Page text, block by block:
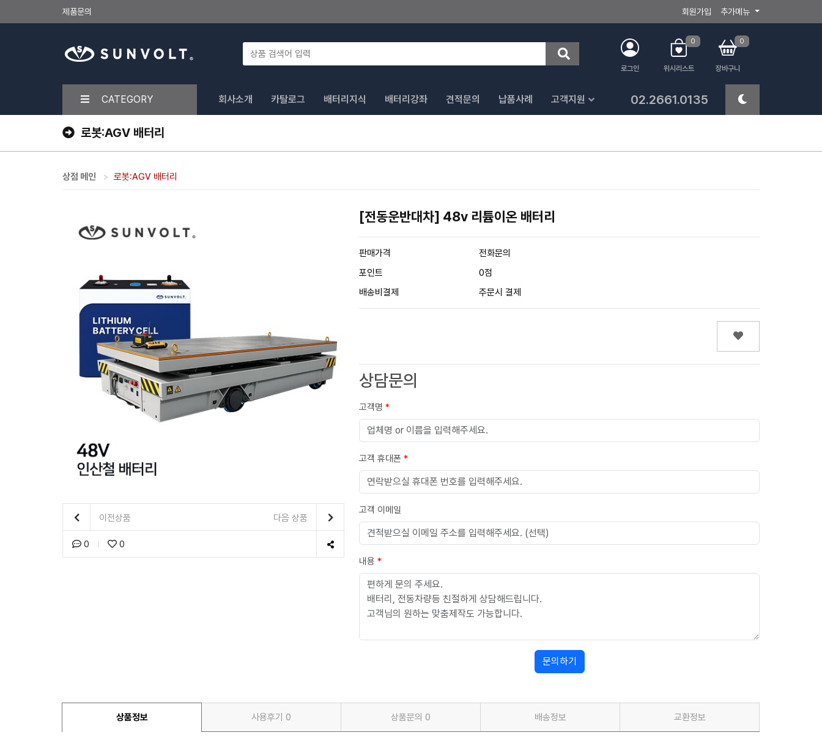
제품문의 회원가입 추가메뉴
로그인
0
위시리스트
0
장바구니
CATEGORY 회사소개 카탈로그 배터리지식 배터리강좌 견적문의 납품사례 고객지원 02.2661.0135
로봇:AGV 배터리
상점 메인 로봇:AGV 배터리
이전상품 다음 상품
0 0
[전동운반대차] 48v 리튬이온 배터리
판매가격
전화문의
포인트
0점
배송비결제
주문시 결제
상담문의
고객명 *
고객 휴대폰 *
고객 이메일
내용 *
문의하기
상품정보 사용후기 0 상품문의 0 배송정보 교환정보